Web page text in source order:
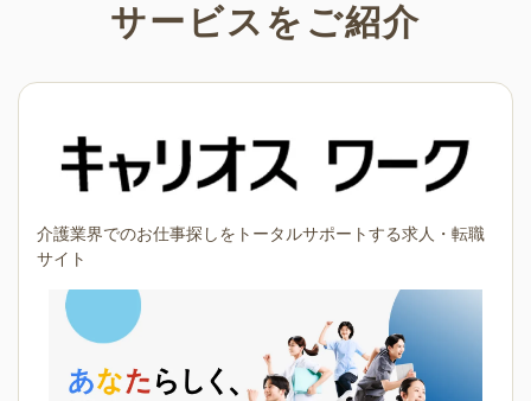
サービスをご紹介
介護業界でのお仕事探しをトータルサポートする求人・転職
サイト